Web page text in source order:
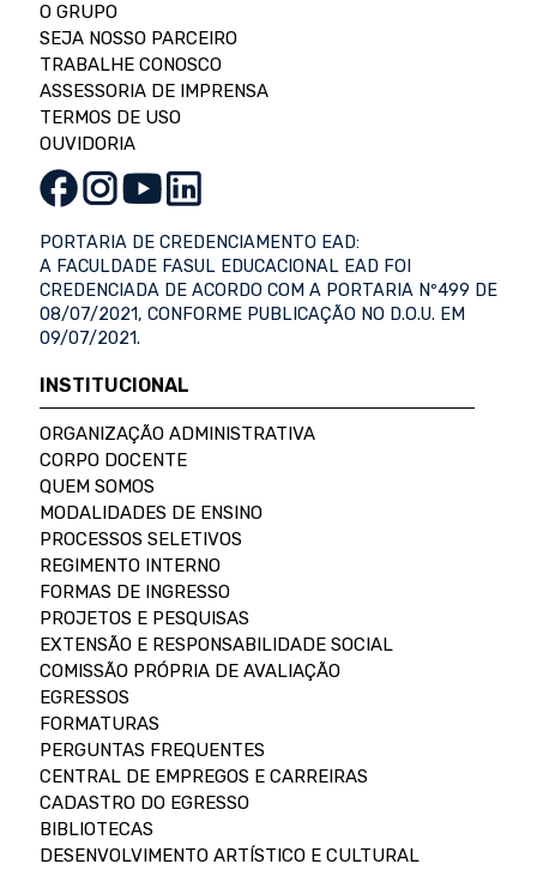
O GRUPO
SEJA NOSSO PARCEIRO
TRABALHE CONOSCO
ASSESSORIA DE IMPRENSA
TERMOS DE USO
OUVIDORIA
PORTARIA DE CREDENCIAMENTO EAD:
A FACULDADE FASUL EDUCACIONAL EAD FOI
CREDENCIADA DE ACORDO COM A PORTARIA Nº499 DE
08/07/2021, CONFORME PUBLICAÇÃO NO D.O.U. EM
09/07/2021.
INSTITUCIONAL
ORGANIZAÇÃO ADMINISTRATIVA
CORPO DOCENTE
QUEM SOMOS
MODALIDADES DE ENSINO
PROCESSOS SELETIVOS
REGIMENTO INTERNO
FORMAS DE INGRESSO
PROJETOS E PESQUISAS
EXTENSÃO E RESPONSABILIDADE SOCIAL
COMISSÃO PRÓPRIA DE AVALIAÇÃO
EGRESSOS
FORMATURAS
PERGUNTAS FREQUENTES
CENTRAL DE EMPREGOS E CARREIRAS
CADASTRO DO EGRESSO
BIBLIOTECAS
DESENVOLVIMENTO ARTÍSTICO E CULTURAL